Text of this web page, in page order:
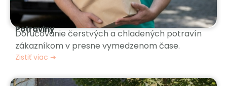
Potraviny
Doručovanie čerstvých a chladených potravín
zákazníkom v presne vymedzenom čase.
Zistiť viac ➔